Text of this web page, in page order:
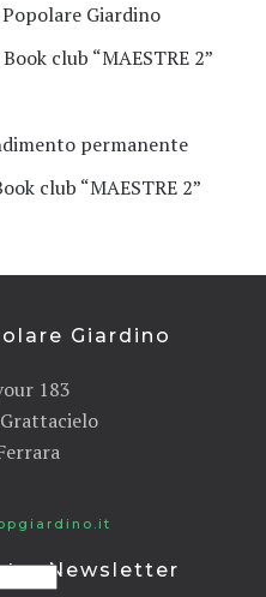
Giardino
club “MAESTRE 2”
permanente
club “MAESTRE 2”
Giardino
183
Newsletter